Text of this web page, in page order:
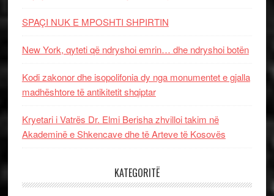
SPAÇI NUK E MPOSHTI SHPIRTIN
New York, qyteti që ndryshoi emrin… dhe ndryshoi botën
Kodi zakonor dhe isopolifonia dy nga monumentet e gjalla
madhështore të antikitetit shqiptar
Kryetari i Vatrës Dr. Elmi Berisha zhvilloi takim në
Akademinë e Shkencave dhe të Arteve të Kosovës
KATEGORITË